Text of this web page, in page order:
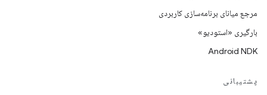
مرجع میانای برنامه‌سازی کاربردی
بارگیری «استودیو»
Android NDK
پشتیبانی